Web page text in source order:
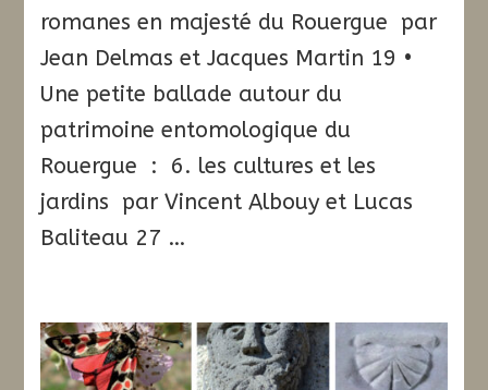
romanes en majesté du Rouergue par
Jean Delmas et Jacques Martin 19 •
Une petite ballade autour du
patrimoine entomologique du
Rouergue : 6. les cultures et les
jardins par Vincent Albouy et Lucas
Baliteau 27 …